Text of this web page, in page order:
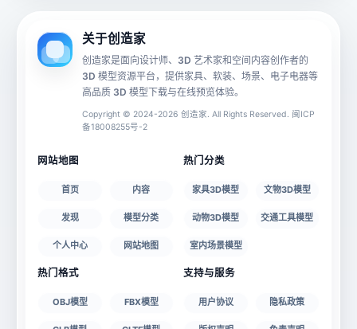
文件大小
关于创造家
创造家是面向设计师、3D 艺术家和空间内容创作者的
3D 模型资源平台，提供家具、软装、场景、电子电器等
高品质 3D 模型下载与在线预览体验。
Copyright © 2024-2026 创造家. All Rights Reserved. 闽ICP
备18008255号-2
网站地图
首页 内容
发现 模型分类
个人中心 网站地图
热门分类
家具3D模型 文物3D模型
动物3D模型 交通工具模型
室内场景模型
热门格式
OBJ模型 FBX模型
支持与服务
用户协议 隐私政策